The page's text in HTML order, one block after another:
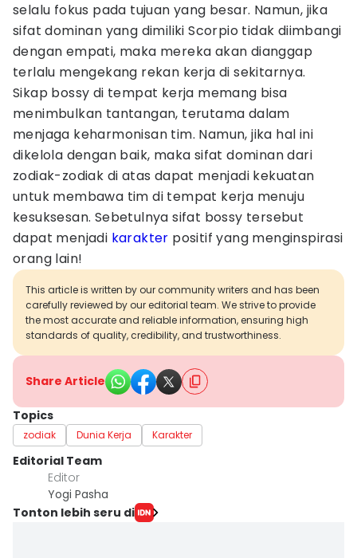
selalu fokus pada tujuan yang besar. Namun, jika
sifat dominan yang dimiliki Scorpio tidak diimbangi
dengan empati, maka mereka akan dianggap
terlalu mengekang rekan kerja di sekitarnya.
Sikap bossy di tempat kerja memang bisa
menimbulkan tantangan, terutama dalam
menjaga keharmonisan tim. Namun, jika hal ini
dikelola dengan baik, maka sifat dominan dari
zodiak-zodiak di atas dapat menjadi kekuatan
untuk membawa tim di tempat kerja menuju
kesuksesan. Sebetulnya sifat bossy tersebut
dapat menjadi karakter positif yang menginspirasi
orang lain!
This article is written by our community writers and has been
carefully reviewed by our editorial team. We strive to provide
the most accurate and reliable information, ensuring high
standards of quality, credibility, and trustworthiness.
Share Article
Topics
zodiak Dunia Kerja Karakter
Editorial Team
Editor
Yogi Pasha
Tonton lebih seru di